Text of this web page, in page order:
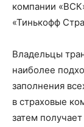
компании
«Тинькофф
Владельцы
наиболее
заполнения
в страховые
затем